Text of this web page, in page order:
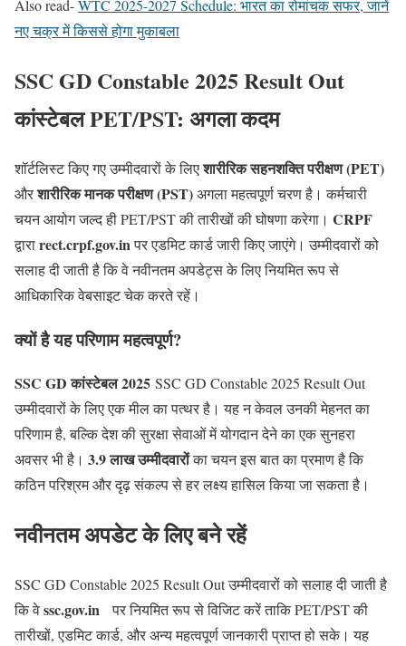
Also read-WTC 2025-2027 Schedule: भारत का रोमांचक सफर, जानें
नए चक्र में किससे होगा मुकाबला
SSC GD Constable 2025 Result Out
कांस्टेबल PET/PST: अगला कदम
शॉर्टलिस्ट किए गए उम्मीदवारों के लिएशारीरिक सहनशक्ति परीक्षण (PET)
औरशारीरिक मानक परीक्षण (PST)अगला महत्वपूर्ण चरण है। कर्मचारी
चयन आयोग जल्द ही PET/PST की तारीखों की घोषणा करेगा। CRPF
द्वाराrect.crpf.gov.inपर एडमिट कार्ड जारी किए जाएंगे। उम्मीदवारों को
सलाह दी जाती है कि वे नवीनतम अपडेट्स के लिए नियमित रूप से
आधिकारिक वेबसाइट चेक करते रहें।
क्यों है यह परिणाम महत्वपूर्ण?
SSC GD कांस्टेबल 2025 SSC GD Constable 2025 Result Out
उम्मीदवारों के लिए एक मील का पत्थर है। यह न केवल उनकी मेहनत का
परिणाम है, बल्कि देश की सुरक्षा सेवाओं में योगदान देने का एक सुनहरा
अवसर भी है। 3.9 लाख उम्मीदवारोंका चयन इस बात का प्रमाण है कि
कठिन परिश्रम और दृढ़ संकल्प से हर लक्ष्य हासिल किया जा सकता है।
नवीनतम अपडेट के लिए बने रहें
SSC GD Constable 2025 Result Out उम्मीदवारों को सलाह दी जाती है
कि वेssc.gov.in पर नियमित रूप से विजिट करें ताकि PET/PST की
तारीखों, एडमिट कार्ड, और अन्य महत्वपूर्ण जानकारी प्राप्त हो सके। यह